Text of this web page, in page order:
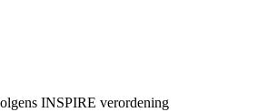
INSPIRE verordening